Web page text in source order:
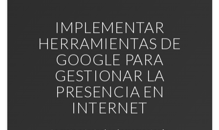
IMPLEMENTAR
HERRAMIENTAS DE
GOOGLE PARA
GESTIONAR LA
PRESENCIA EN
INTERNET